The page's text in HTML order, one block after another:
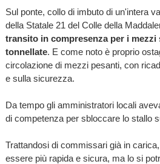
Sul ponte, collo di imbuto di un'intera
della Statale 21 del Colle della
transito in compresenza per i mezzi
tonnellate. E come noto è proprio
circolazione di mezzi pesanti, con
e sulla sicurezza.
Da tempo gli amministratori locali
di competenza per sbloccare lo stallo
Trattandosi di commissari già in
essere più rapida e sicura, ma lo si